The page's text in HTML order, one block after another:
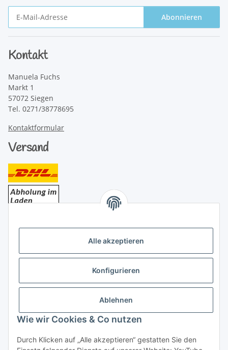
Alle akzeptieren
Konfigurieren
Ablehnen
Wie wir Cookies & Co nutzen
Durch Klicken auf „Alle akzeptieren“ gestatten Sie den
Abonnieren
Kontakt
Manuela Fuchs
Markt 1
57072 Siegen
Tel. 0271/38778695
Kontaktformular
Versand
Rechtliches